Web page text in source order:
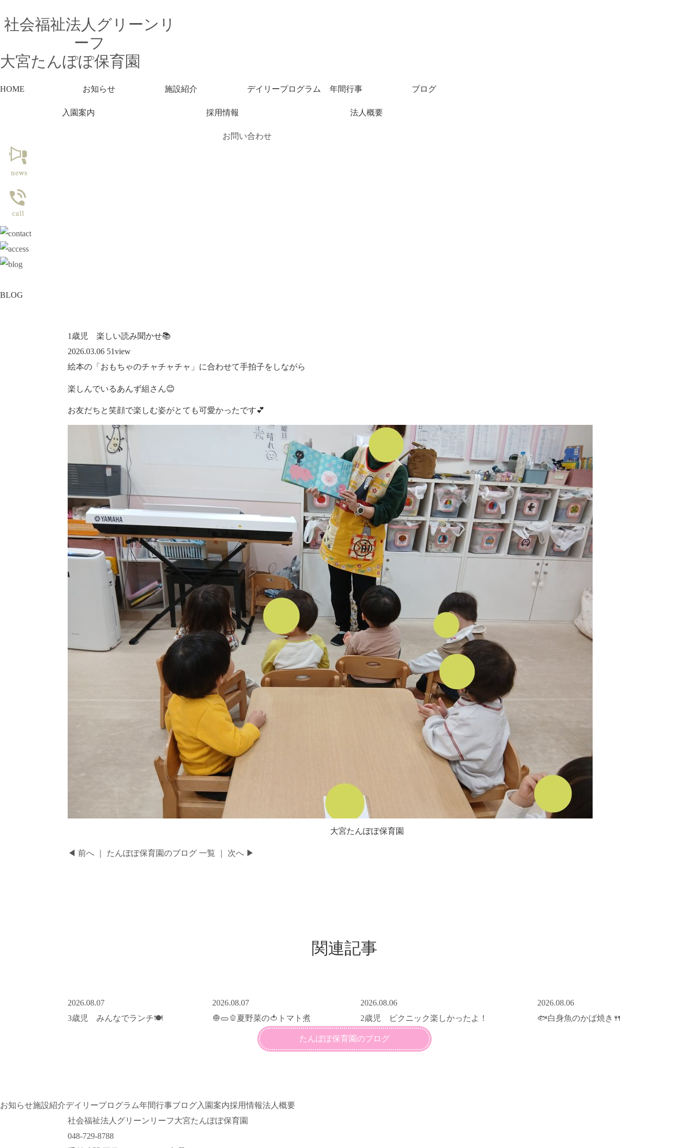
社会福祉法人グリーンリ
ーフ
大宮たんぽぽ保育園
HOME お知らせ 施設紹介 デイリープログラム 年間行事 ブログ
入園案内 採用情報 法人概要
お問い合わせ
BLOG
1歳児 楽しい読み聞かせ📚
2026.03.06 51view
絵本の「おもちゃのチャチャチャ」に合わせて手拍子をしながら
楽しんでいるあんず組さん😊
お友だちと笑顔で楽しむ姿がとても可愛かったです💕
大宮たんぽぽ保育園
◀ 前へ ｜ たんぽぽ保育園のブログ 一覧 ｜ 次へ ▶
関連記事
2026.08.07
3歳児 みんなでランチ🍽️
2026.08.07
🧅🥒🫑夏野菜の🍅トマト煮
2026.08.06
2歳児 ピクニック楽しかったよ！
2026.08.06
🐟白身魚のかば焼き🍴
たんぽぽ保育園のブログ
お知らせ施設紹介デイリープログラム年間行事ブログ入園案内採用情報法人概要
社会福祉法人グリーンリーフ大宮たんぽぽ保育園
048-729-8788